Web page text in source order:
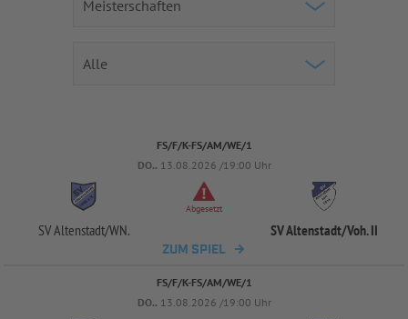
FS/F/K-FS/AM/WE/1
DO.. 13.08.2026 /19:00 Uhr
SV Altenstadt/WN.
Abgesetzt
SV Altenstadt/Voh. II
ZUM SPIEL
FS/F/K-FS/AM/WE/1
DO.. 13.08.2026 /19:00 Uhr